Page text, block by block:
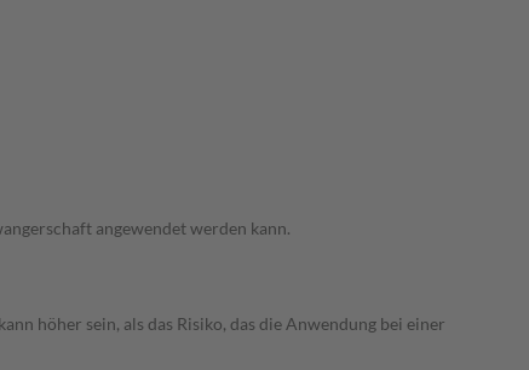
angewendet werden kann.
höher sein, als das Risiko, das die Anwendung bei einer